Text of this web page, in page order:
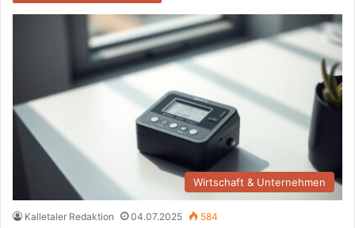
Wirtschaft & Unternehmen
Kalletaler Redaktion 04.07.2025 584